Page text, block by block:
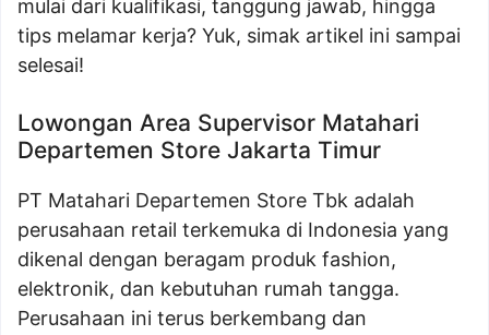
mulai dari kualifikasi, tanggung jawab, hingga
tips melamar kerja? Yuk, simak artikel ini sampai
selesai!
Lowongan Area Supervisor Matahari
Departemen Store Jakarta Timur
PT Matahari Departemen Store Tbk adalah
perusahaan retail terkemuka di Indonesia yang
dikenal dengan beragam produk fashion,
elektronik, dan kebutuhan rumah tangga.
Perusahaan ini terus berkembang dan